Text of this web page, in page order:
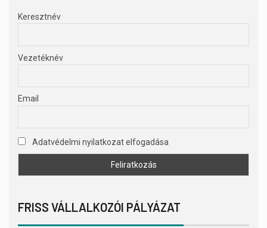
Keresztnév
Vezetéknév
Email
Adatvédelmi nyilatkozat elfogadása
FRISS VÁLLALKOZÓI PÁLYÁZAT